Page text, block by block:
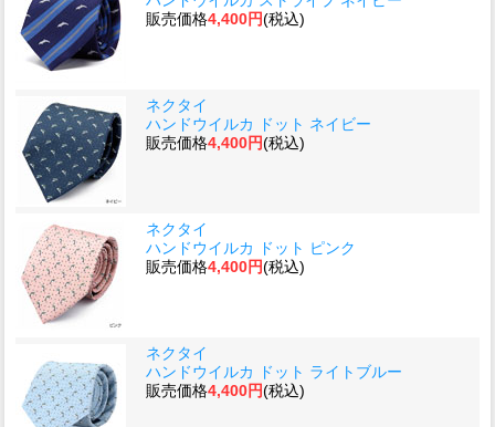
販売価格4,400円(税込)
ネクタイ
ハンドウイルカ ドット ネイビー
販売価格4,400円(税込)
ネクタイ
ハンドウイルカ ドット ピンク
販売価格4,400円(税込)
ネクタイ
ハンドウイルカ ドット ライトブルー
販売価格4,400円(税込)